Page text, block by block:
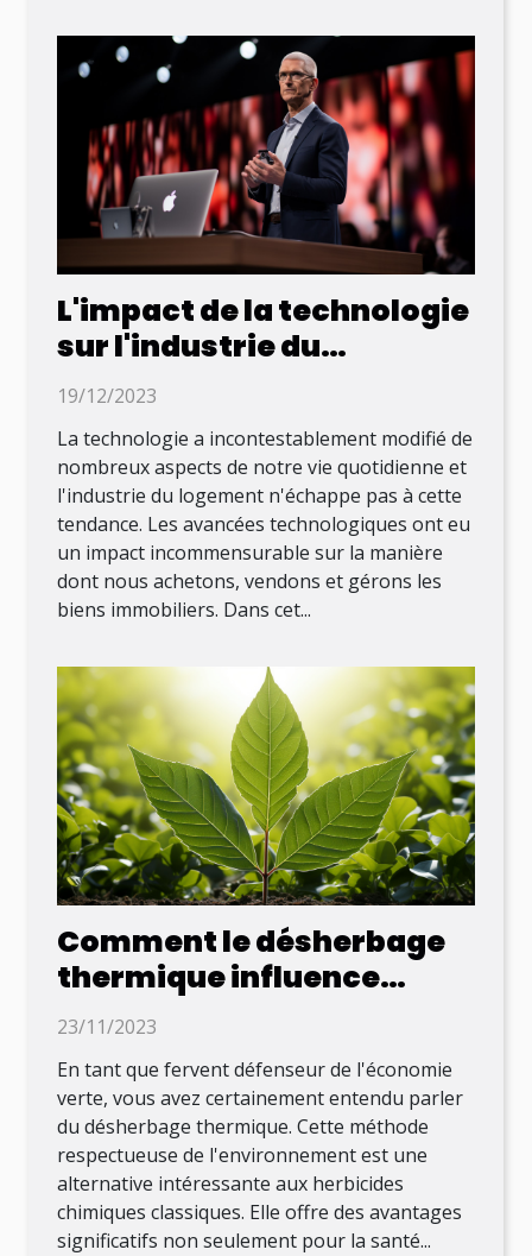
L'impact de la technologie
sur l'industrie du
logement
19/12/2023
La technologie a incontestablement modifié de
nombreux aspects de notre vie quotidienne et
l'industrie du logement n'échappe pas à cette
tendance. Les avancées technologiques ont eu
un impact incommensurable sur la manière
dont nous achetons, vendons et gérons les
biens immobiliers. Dans cet...
Comment le désherbage
thermique influence
l'économie verte
23/11/2023
En tant que fervent défenseur de l'économie
verte, vous avez certainement entendu parler
du désherbage thermique. Cette méthode
respectueuse de l'environnement est une
alternative intéressante aux herbicides
chimiques classiques. Elle offre des avantages
significatifs non seulement pour la santé...